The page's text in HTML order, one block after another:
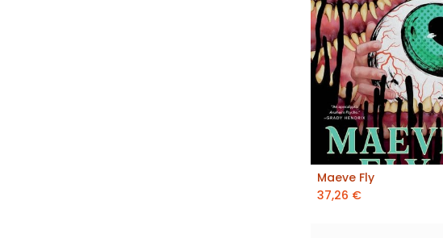
ajouter au panier
Maeve Fly
37,26 €